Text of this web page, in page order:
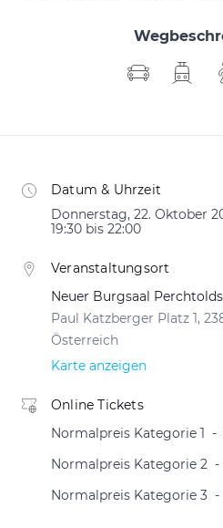
Datum & Uhrzeit
Donnerstag, 22. Oktober
19:30 bis 22:00
Veranstaltungsort
Neuer Burgsaal
Paul Katzberger Platz 1,
Österreich
Karte anzeigen
Online Tickets
Normalpreis Kategorie 1
Normalpreis Kategorie 2
Normalpreis Kategorie 3